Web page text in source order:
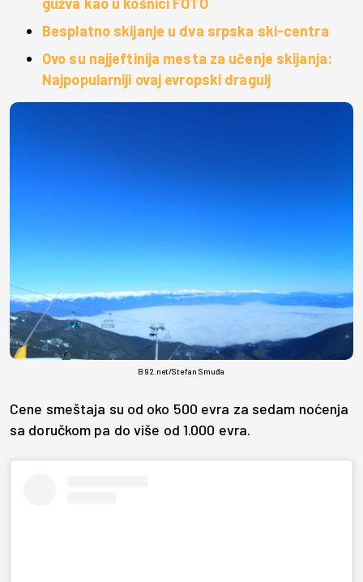
Besplatno skijanje u dva srpska ski-centra
Ovo su najjeftinija mesta za učenje skijanja:
Najpopularniji ovaj evropski dragulj
B92.net/Stefan Smuđa
Cene smeštaja su od oko 500 evra za sedam noćenja
sa doručkom pa do više od 1.000 evra.